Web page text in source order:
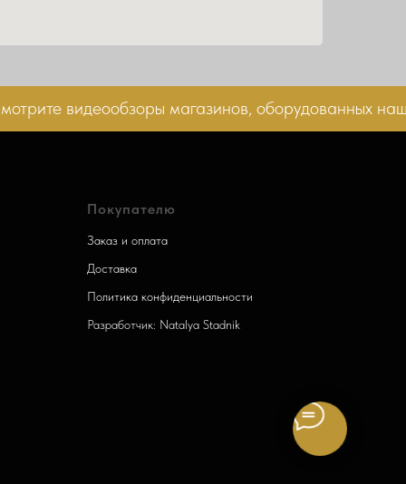
видеообзоры магазинов, оборудованных
Покупателю
Заказ и оплата
Доставка
Политика конфиденциальности
Разработчик: Natalya Stadnik